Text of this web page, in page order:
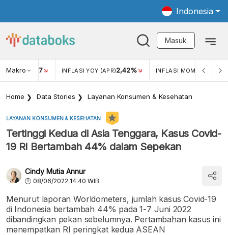
Indonesia
Masuk
Makro
USD/IDR 17 INFLASI YOY (APR)2,42% INFLASI MOM (MAR)
Home Data Stories Layanan Konsumen & Kesehatan
LAYANAN KONSUMEN & KESEHATAN
Tertinggi Kedua di Asia Tenggara, Kasus Covid-
19 RI Bertambah 44% dalam Sepekan
Cindy Mutia Annur
08/06/2022 14:40 WIB
Menurut laporan Worldometers, jumlah kasus Covid-19
di Indonesia bertambah 44% pada 1-7 Juni 2022
dibandingkan pekan sebelumnya. Pertambahan kasus ini
menempatkan RI peringkat kedua ASEAN